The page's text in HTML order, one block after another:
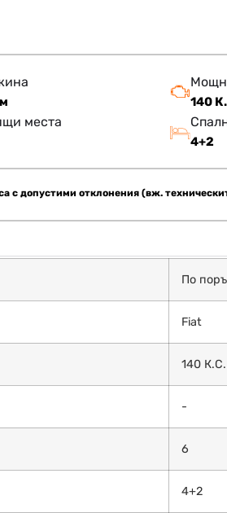
140
места
4+2
с допустими отклонения (вж.
По
Fiat
140
-
6
4+2